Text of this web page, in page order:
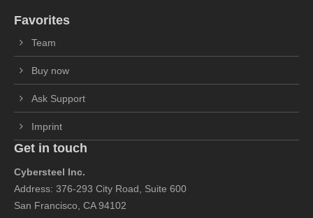
Favorites
Team
Buy now
Ask Support
Imprint
Get in touch
Cybersteel Inc.
Address: 376-293 City Road, Suite 600
San Francisco, CA 94102